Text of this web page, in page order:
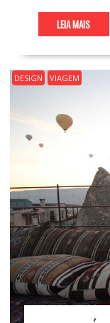
LEIA MAIS
DESIGN VIAGEM